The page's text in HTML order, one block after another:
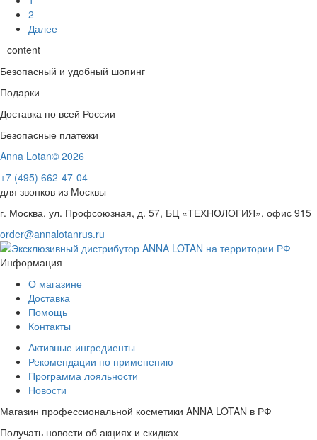
2
Далее
content
Безопасный и удобный шопинг
Подарки
Доставка по всей России
Безопасные платежи
Anna Lotan© 2026
+7 (495) 662-47-04
для звонков из Москвы
г. Москва, ул. Профсоюзная, д. 57, БЦ «ТЕХНОЛОГИЯ», офис 915
order@annalotanrus.ru
Информация
О магазине
Доставка
Помощь
Контакты
Активные ингредиенты
Рекомендации по применению
Программа лояльности
Новости
Магазин профессиональной косметики ANNA LOTAN в РФ
Получать новости об акциях и скидках